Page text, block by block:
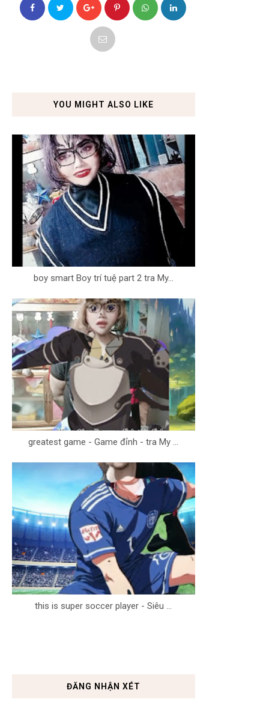
YOU MIGHT ALSO LIKE
boy smart Boy trí tuệ part 2 tra My...
greatest game - Game đỉnh - tra My ...
this is super soccer player - Siêu ...
ĐĂNG NHẬN XÉT